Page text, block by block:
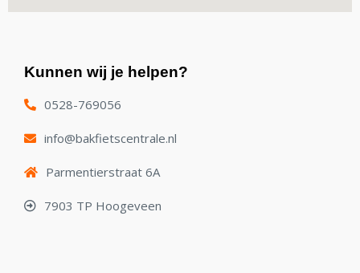
Kunnen wij je helpen?
0528-769056
info@bakfietscentrale.nl
Parmentierstraat 6A
7903 TP Hoogeveen